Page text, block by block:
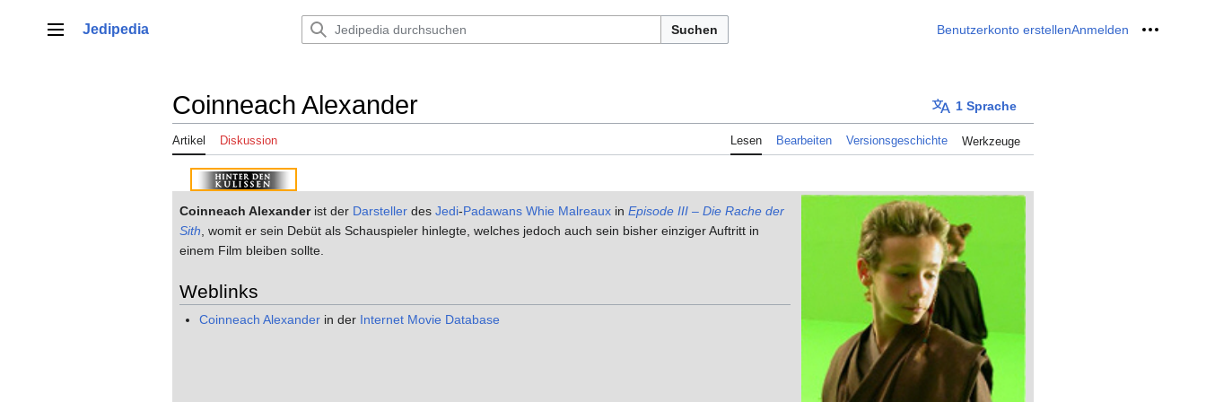
springenHauptmenü
Jedipedia Suchen Benutzerkonto erstellenAnmelden Meine
Coinneach Alexander 1 Sprache
Artikel Diskussion Lesen Bearbeiten Versionsgeschichte Werkzeuge
Coinneach Alexanderist der Darsteller des Jedi-Padawans Whie Malreaux in Episode III – Die Rache der
Sith , womit er sein Debüt als Schauspieler hinlegte, welches jedoch auch sein bisher einziger Auftritt in
einem Film bleiben sollte.
Weblinks
Coinneach Alexander in der Internet Movie Database